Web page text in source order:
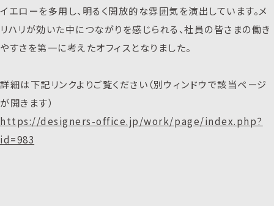
イエローを多用し、明るく開放的な雰囲気を演出しています。メ
リハリが効いた中につながりを感じられる、社員の皆さまの働き
やすさを第一に考えたオフィスとなりました。
詳細は下記リンクよりご覧ください（別ウィンドウで該当ページ
が開きます）
https://designers-office.jp/work/page/index.php?
id=983